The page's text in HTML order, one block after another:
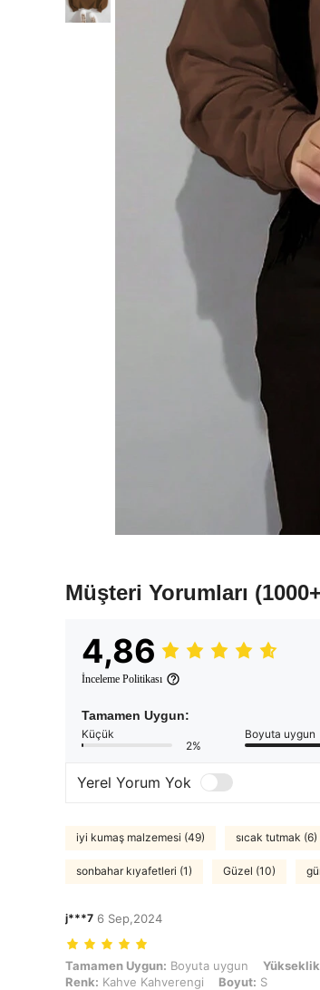
Müşteri Yorumları
4,86
İnceleme Politikası
Tamamen Uygun:
Küçük
2%
Boyuta uygun
Yerel Yorum Yok
iyi kumaş malzemesi (49) sıcak tutmak (6)
sonbahar kıyafetleri (1) Güzel (10)
j***7 6 Sep,2024
Tamamen Uygun: Boyuta uygun, Yükseklik: 167
Tamamen Uygun: Boyuta uygun
Renk: Kahve Kahverengi Boyut: S